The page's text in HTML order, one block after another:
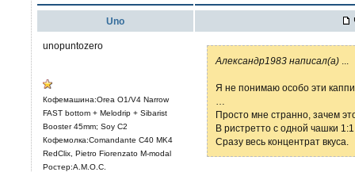
Uno
unopuntozero
Кофемашина:Orea O1/V4 Narrow
FAST bottom + Melodrip + Sibarist
Booster 45mm; Soy C2
Кофемолка:Comandante C40 MK4
RedClix, Pietro Fiorenzato M-modal
Ростер:A.M.O.C.
Александр1983 написал(а)
Я не понимаю особо эти
Просто мне странно, зачем
В ристретто с одной чашки
Сразу весь концентрат вкуса.